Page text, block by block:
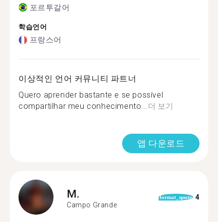
포르투갈어
학습언어
프랑스어
이상적인 언어 커뮤니티 파트너
Quero aprender bastante e se possível
compartilhar meu conhecimento...더 보기
앱 다운로드
M.
Campo Grande
format_quote 4